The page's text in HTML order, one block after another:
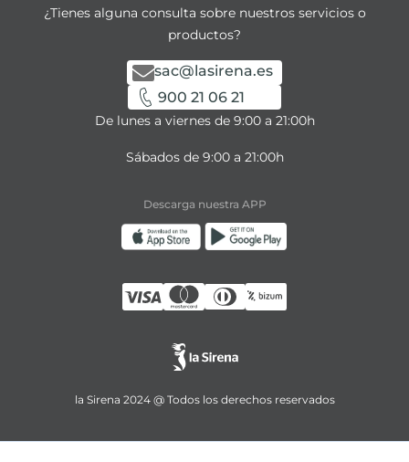
¿Tienes alguna consulta sobre nuestros servicios o
productos?
sac@lasirena.es
900 21 06 21
De lunes a viernes de 9:00 a 21:00h
Sábados de 9:00 a 21:00h
Descarga nuestra APP
la Sirena 2024 @ Todos los derechos reservados